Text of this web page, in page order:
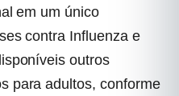
em um único
contra Influenza e
outros
para adultos, conforme